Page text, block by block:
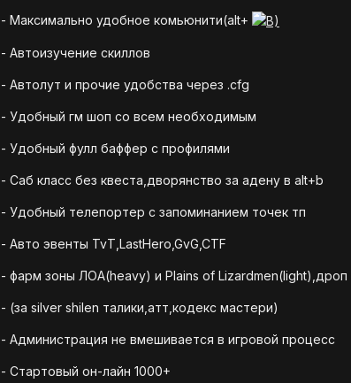
- Максимально удобное комьюнити(alt+
- Автоизучение скиллов
- Автолут и прочие удобства через .cfg
- Удобный гм шоп со всем необходимым
- Удобный фулл баффер с профилями
- Саб класс без квеста,дворянство за адену в alt+b
- Удобный телепортер с запоминанием точек тп
- Авто эвенты TvT,LastHero,GvG,CTF
- фарм зоны ЛОА(heavy) и Plains of Lizardmen(light),дроп
- (за silver shilen талики,атт,кодекс мастери)
- Администрация не вмешивается в игровой процесс
- Стартовый он-лайн 1000+